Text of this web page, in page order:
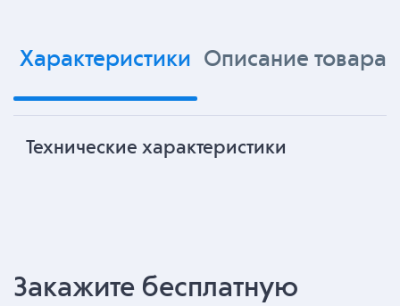
Характеристики Описание товара
Технические характеристики
Закажите бесплатную